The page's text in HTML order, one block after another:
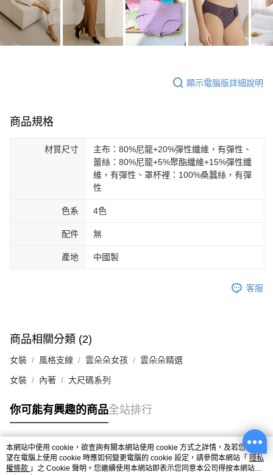
顯示電腦版詳細說明
商品規格
材質尺寸
主布：80%尼龍+20%彈性纖維，有彈性、
蕾絲：80%尼龍+5%聚酯纖維+15%彈性纖
維，有彈性、罩杯裡：100%桑蠶絲，有彈
性
色系 4色
配件 無
產地 中國製
客服
商品相關分類 (2)
女裝 風格支線 雲朵朵女孩 雲朵朵精選
女裝 內著 大尺碼系列
你可能有興趣的商品全站排行
熱門標籤
本網站中使用 cookie，欲查詢有關本網站使用 cookie 方式之詳情，及若您不希
望在電腦上使用 cookie 時應如何變更電腦的 cookie 設定，請參閱本網站「 隱私
權條款 」之 Cookie 聲明。您繼續使用本網站即表示您同意本公司得按本網站使